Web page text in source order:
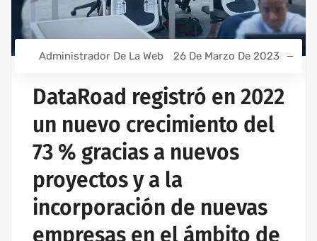
Administrador De La Web 26 De Marzo De 2023
DataRoad registró en 2022
un nuevo crecimiento del
73 % gracias a nuevos
proyectos y a la
incorporación de nuevas
empresas en el ámbito de